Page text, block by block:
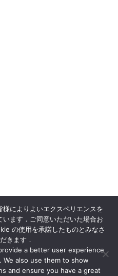
によりよいエクスペリエンスを
ます．ご同意いただいた場合お
の使用を承諾したものとみなさ
きます．
a better user experience
also use them to show
and ensure you have a great